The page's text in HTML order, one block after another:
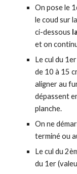
On pose le
le coud sur
ci-dessous
et on
Le cul du
de 10 à 15
aligner au
dépassent
planche.
On ne
terminé ou
Le cul du
du 1er